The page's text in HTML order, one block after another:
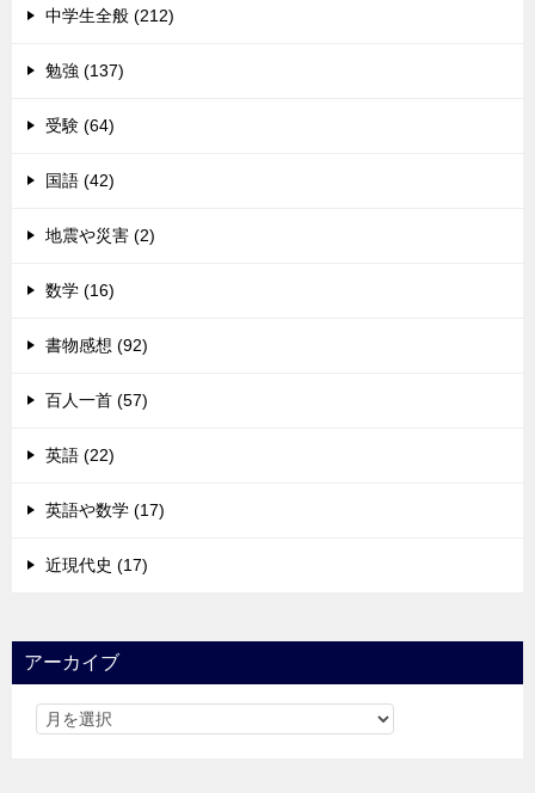
中学生全般 (212)
勉強 (137)
受験 (64)
国語 (42)
地震や災害 (2)
数学 (16)
書物感想 (92)
百人一首 (57)
英語 (22)
英語や数学 (17)
近現代史 (17)
アーカイブ